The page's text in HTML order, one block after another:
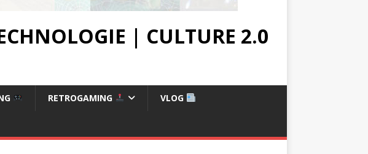
| CULTURE 2.0
RETROGAMING VLOG